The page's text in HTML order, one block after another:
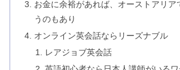
お金に余裕があれば、オーストアリア
うのもあり
オンライン英会話ならリーズナブル
レアジョブ英会話